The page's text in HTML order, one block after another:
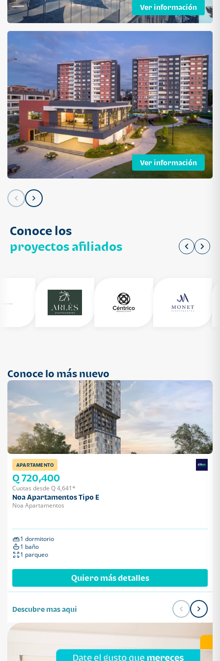
Ver información
Ver información
Conoce los
proyectos afiliados
Conoce lo más nuevo
APARTAMENTO
Q 720,400
Cuotas desde Q 4,641*
Noa Apartamentos Tipo E
Noa Apartamentos
1 dormitorio
1 baño
1 parqueo
Quiero más detalles
Descubre mas aqui